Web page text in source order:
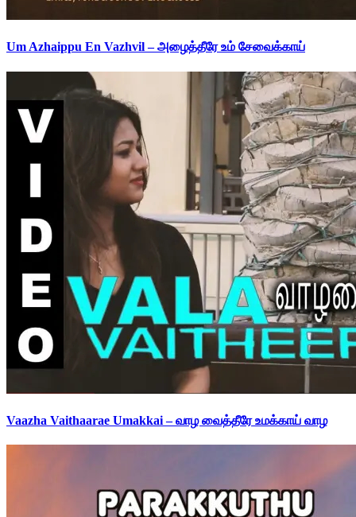
Um Azhaippu En Vazhvil – அழைத்தீரே உம் சேவைக்காய்
Vaazha Vaithaarae Umakkai – வாழ வைத்தீரே உமக்காய் வாழ